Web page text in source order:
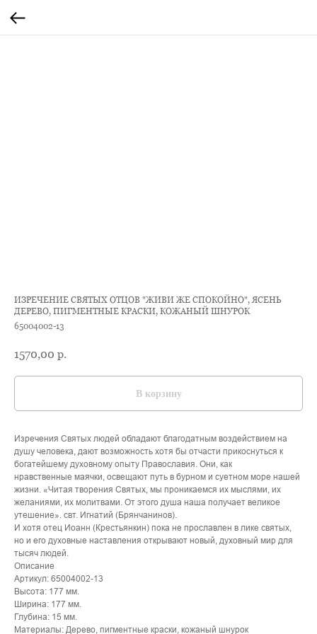
ИЗРЕЧЕНИЕ СВЯТЫХ ОТЦОВ "ЖИВИ ЖЕ СПОКОЙНО", ЯСЕНЬ
ДЕРЕВО, ПИГМЕНТНЫЕ КРАСКИ, КОЖАНЫЙ ШНУРОК
65004002-13
1570,00 р.
В корзину
Изречения Святых людей обладают благодатным воздействием на
душу человека, дают возможность хотя бы отчасти прикоснуться к
богатейшему духовному опыту Православия. Они, как
нравственные маячки, освещают путь в бурном и суетном море нашей
жизни. «Читая творения Святых, мы проникаемся их мыслями, их
желаниями, их молитвами. От этого душа наша получает великое
утешение». свт. Игнатий (Брянчанинов).
И хотя отец Иоанн (Крестьянкин) пока не прославлен в лике святых,
но и его духовные наставления открывают новый, духовный мир для
тысяч людей.
Описание
Артикул: 65004002-13
Высота: 177 мм.
Ширина: 177 мм.
Глубина: 15 мм.
Материалы: Дерево, пигментные краски, кожаный шнурок